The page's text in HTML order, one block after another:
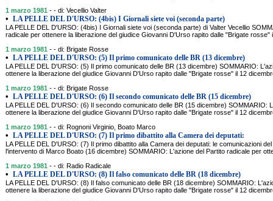
1 marzo 1981 - - di: Vecellio Valter
• LA PELLE DEL D'URSO: (4bis) I Giornali siete voi (seconda parte)
LA PELLE DEL D'URSO: (4bis) I Giornali siete voi (seconda parte) di Valter Vecellio
radicale per ottenere la liberazione del giudice Giovanni D'Urso rapito dalle "Brigate rosse"
1 marzo 1981 - - di: Brigate Rosse
• LA PELLE DEL D'URSO: (5) Il primo comunicato delle BR (13 dicembre)
LA PELLE DEL D'URSO: (5) Il primo comunicato delle BR (13 dicembre) SOMMARIO:
ottenere la liberazione del giudice Giovanni D'Urso rapito dalle "Brigate rosse" il 12
1 marzo 1981 - - di: Brigate Rosse
• LA PELLE DEL D'URSO: (6) Il secondo comunicato delle BR (15 dicembre)
LA PELLE DEL D'URSO: (6) Il secondo comunicato delle BR (15 dicembre) SOMMARIO:
ottenere la liberazione del giudice Giovanni D'Urso rapito dalle "Brigate rosse" il 12
1 marzo 1981 - - di: Rognoni Virginio, Boato Marco
• LA PELLE DEL D'URSO: (7) Il primo dibattito alla Camera dei deputati:
LA PELLE DEL D'URSO: (7) Il primo dibattito alla Camera dei deputati: le comunicazioni
l'intervento di Marco Boato (16 dicembre) SOMMARIO: L'azione del Partito radicale per
1 marzo 1981 - - di: Radio Radicale
• LA PELLE DEL D'URSO: (8) Il falso comunicato delle BR (18 dicembre)
LA PELLE DEL D'URSO: (8) Il falso comunicato delle BR (18 dicembre) SOMMARIO:
ottenere la liberazione del giudice Giovanni D'Urso rapito dalle "Brigate rosse" il 12